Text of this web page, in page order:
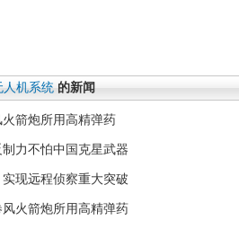
人机系统 的新闻
箭炮所用高精弹药
力不怕中国克星武器
现远程侦察重大突破
火箭炮所用高精弹药